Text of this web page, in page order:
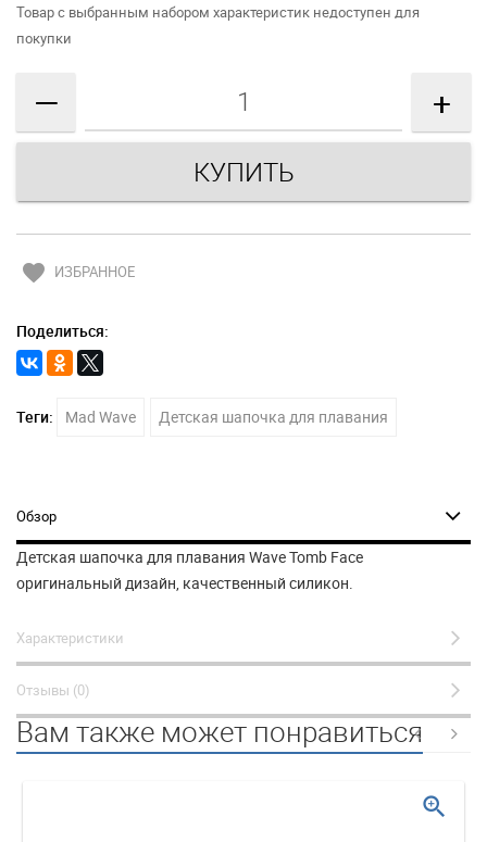
Товар с выбранным набором характеристик недоступен для
покупки
— +
favorite ИЗБРАННОЕ
Поделиться:
Теги: Mad Wave Детская шапочка для плавания
Обзор
Детская шапочка для плавания Wave Tomb Face
оригинальный дизайн, качественный силикон.
Характеристики
Отзывы (0)
Вам также может понравиться
zoom_in